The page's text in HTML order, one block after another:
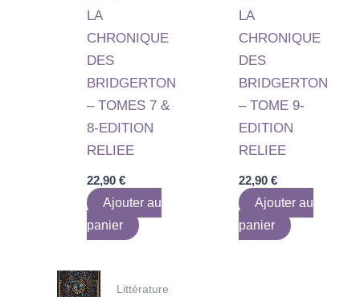
LA
CHRONIQUE
DES
BRIDGERTON
– TOMES 7 &
8-EDITION
RELIEE
22,90€
Ajouter au
panier
LA
CHRONIQUE
DES
BRIDGERTON
– TOME 9-
EDITION
RELIEE
22,90 €
Ajouter au
panier
Littérature